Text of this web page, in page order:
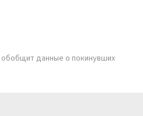
данные о покинувших